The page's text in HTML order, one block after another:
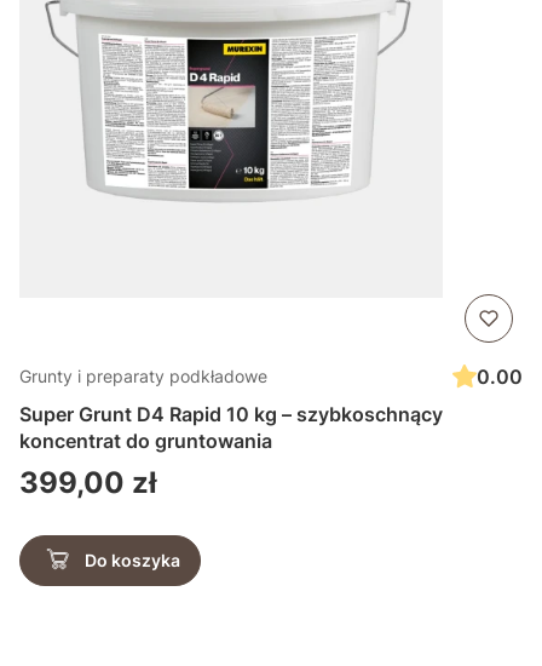
Grunty i preparaty podkładowe
0.00
Super Grunt D4 Rapid 10 kg – szybkoschnący
koncentrat do gruntowania
Cena
399,00 zł
Do koszyka